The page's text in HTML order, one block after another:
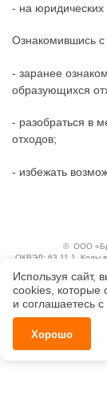
- на юридических
Ознакомившись с
- заранее
образующихся
- разобраться в
отходов;
- избежать
© ООО
ОКВЭД: 63.11.1, Коды
Справка о
Используя сайт,
сооkiеs, которые
и соглашаетесь с
Хорошо